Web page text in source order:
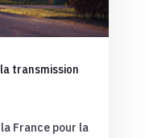
transmission
France pour la